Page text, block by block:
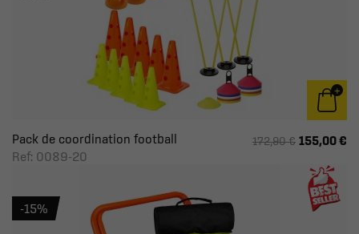
Pack de coordination football
Ref: 0089-20
172,90 € 155,00 €
-15%